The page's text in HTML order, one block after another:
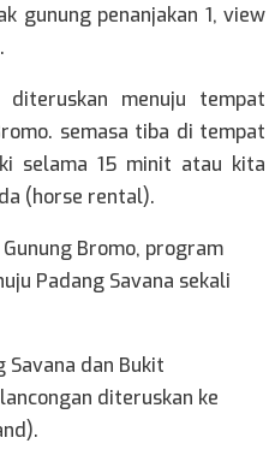
gunung penanjakan 1, view
menuju tempat
semasa tiba di tempat
selama 15 minit atau kita
(horse rental).
Bromo, program
Padang Savana sekali
Savana dan Bukit
diteruskan ke